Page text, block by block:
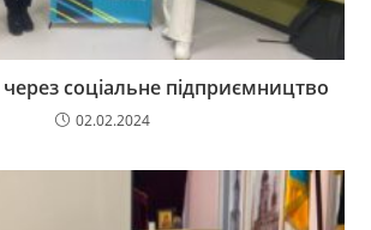
соціальне підприємництво
02.02.2024